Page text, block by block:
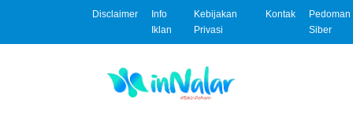
Disclaimer
Info
Iklan
Kebijakan
Privasi
Kontak
Siber